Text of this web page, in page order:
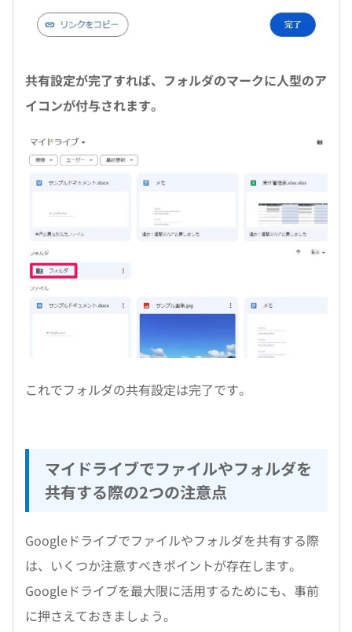
共有設定が完了すれば、フォルダのマークに人型のア
イコンが付与されます。
これでフォルダの共有設定は完了です。
マイドライブでファイルやフォルダを
共有する際の2つの注意点
Googleドライブでファイルやフォルダを共有する際
は、いくつか注意すべきポイントが存在します。
Googleドライブを最大限に活用するためにも、事前
に押さえておきましょう。